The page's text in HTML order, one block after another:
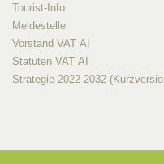
Tourist-Info
Meldestelle
Vorstand VAT AI
Statuten VAT AI
Strategie 2022-2032